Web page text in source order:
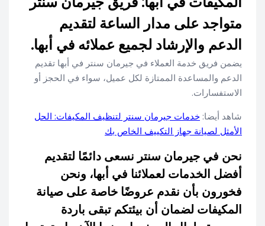
متواجد على مدار الساعة لتقديم
الدعم والإرشاد لجميع عملائه في أبها.
يضمن فريق خدمة العملاء في جيرمان سنتر في أبها تقديم
الدعم والمساعدة الممتازة لكل عميل، سواء في الحجز أو
الاستفسارات.
شاهد أيضا: خدمات جيرمان سنتر لتنظيف المكيفات: الحل
الأمثل لصيانة جهاز التكييف الخاص بك
نحن في جيرمان سنتر نسعى دائمًا لتقديم
أفضل الخدمات لعملائنا في أبها، ونحن
فخورون بأن نقدم عروضًا خاصة على صيانة
المكيفات لضمان أن بيئتكم تبقى باردة